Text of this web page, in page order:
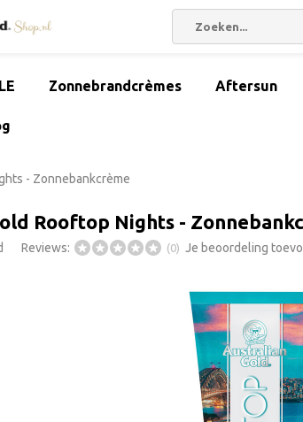
Zonnebrandcrèmes Aftersun
- Zonnebankcrème
Rooftop Nights -
Reviews: (0) Je beoordeling